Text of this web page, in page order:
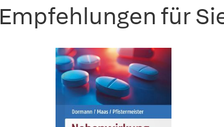
Empfehlungen für